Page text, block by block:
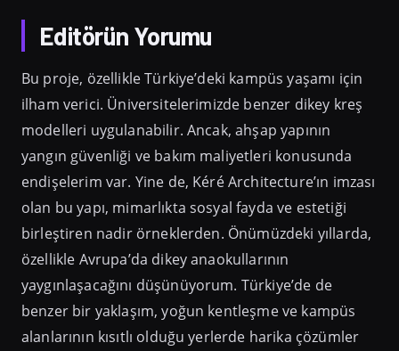
Editörün Yorumu
Bu proje, özellikle Türkiye’deki kampüs yaşamı için
ilham verici. Üniversitelerimizde benzer dikey kreş
modelleri uygulanabilir. Ancak, ahşap yapının
yangın güvenliği ve bakım maliyetleri konusunda
endişelerim var. Yine de, Kéré Architecture’ın imzası
olan bu yapı, mimarlıkta sosyal fayda ve estetiği
birleştiren nadir örneklerden. Önümüzdeki yıllarda,
özellikle Avrupa’da dikey anaokullarının
yaygınlaşacağını düşünüyorum. Türkiye’de de
benzer bir yaklaşım, yoğun kentleşme ve kampüs
alanlarının kısıtlı olduğu yerlerde harika çözümler